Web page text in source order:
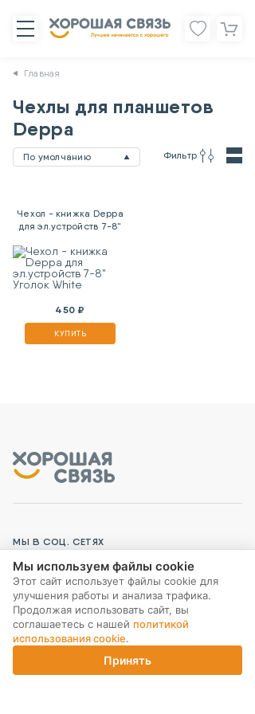
Главная
Чехлы для планшетов
Deppa
По умолчанию Фильтр
Чехол - книжка Deppa
для эл.устройств 7-8"
450 ₽
КУПИТЬ
Корзина
МЫ В СОЦ. СЕТЯХ
ПОДПИСКА НА РАССЫЛКУ
Мы используем файлы cookie
Этот сайт использует файлы cookie для
улучшения работы и анализа трафика.
Продолжая использовать сайт, вы
соглашаетесь с нашей политикой
использования cookie.
Принять